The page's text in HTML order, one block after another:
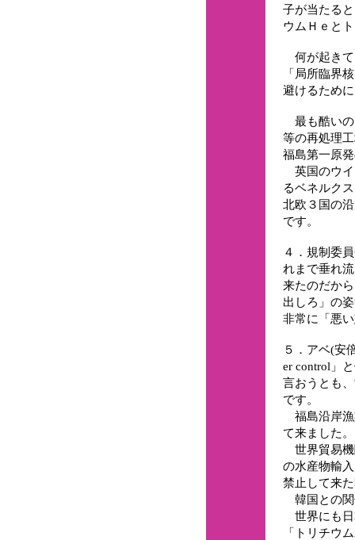
子が当たる
ウムＨｅと
何が起きて
「局所臨界
避けるため
最も酷いの
等の再処理
福島第一原
英国のウイ
るベネルク
北欧３国の
です。
４．規制委
れまで垂れ
来たのだか
出しろ」の
非常に「悪
５．アベ(安
er control」
言おうとも
です。
福島沿岸漁
て来ました。
世界貿易機
の水産物輸
禁止して来
韓国との関
世界にも日
「トリチウ